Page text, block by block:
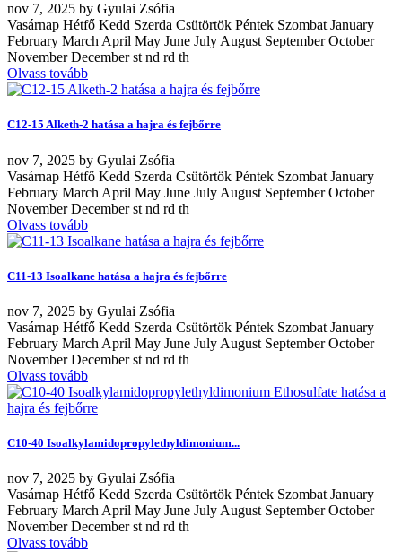
nov 7, 2025 by Gyulai Zsófia
Vasárnap Hétfő Kedd Szerda Csütörtök Péntek Szombat January
February March April May June July August September October
November December st nd rd th
Olvass tovább
C12-15 Alketh-2 hatása a hajra és fejbőrre
nov 7, 2025 by Gyulai Zsófia
Vasárnap Hétfő Kedd Szerda Csütörtök Péntek Szombat January
February March April May June July August September October
November December st nd rd th
Olvass tovább
C11-13 Isoalkane hatása a hajra és fejbőrre
nov 7, 2025 by Gyulai Zsófia
Vasárnap Hétfő Kedd Szerda Csütörtök Péntek Szombat January
February March April May June July August September October
November December st nd rd th
Olvass tovább
C10-40 Isoalkylamidopropylethyldimonium...
nov 7, 2025 by Gyulai Zsófia
Vasárnap Hétfő Kedd Szerda Csütörtök Péntek Szombat January
February March April May June July August September October
November December st nd rd th
Olvass tovább